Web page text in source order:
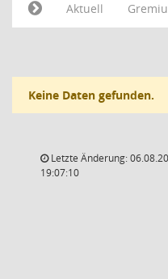
Aktuell
Keine Daten gefunden.
Letzte Änderung:
19:07:10